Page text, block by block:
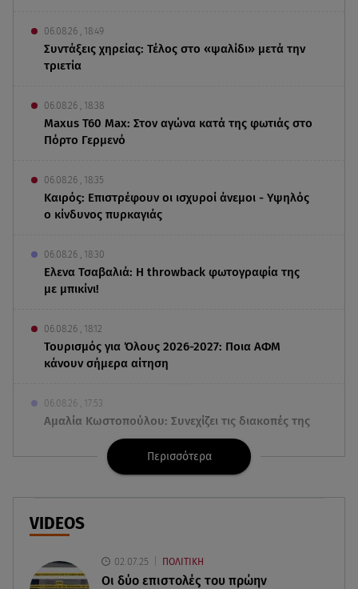
06.08.26 , 18:49
Συντάξεις χηρείας: Τέλος στο «ψαλίδι» μετά την
τριετία
06.08.26 , 18:38
Maxus T60 Max: Στον αγώνα κατά της φωτιάς στο
Πόρτο Γερμενό
06.08.26 , 18:35
Καιρός: Επιστρέφουν οι ισχυροί άνεμοι - Υψηλός
ο κίνδυνος πυρκαγιάς
06.08.26 , 18:30
Ελενα Τσαβαλιά: Η throwback φωτογραφία της
με μπικίνι!
06.08.26 , 18:12
Τουρισμός για Όλους 2026-2027: Ποια ΑΦΜ
κάνουν σήμερα αίτηση
06.08.26 , 17:53
Αμαλία Κωστοπούλου: Συνεχίζει τις διακοπές της
στο κοσμοπολίτικο Κάπρι
Mercedes-Benz GLB: Τώρα με όφελος 2.000
Συμφωνία Ιράν – Ομάν για τα Στενά του Ορμούζ
Περισσότερα
VIDEOS
02.07.25 ΠΟΛΙΤΙΚΗ
Οι δύο επιστολές του πρώην